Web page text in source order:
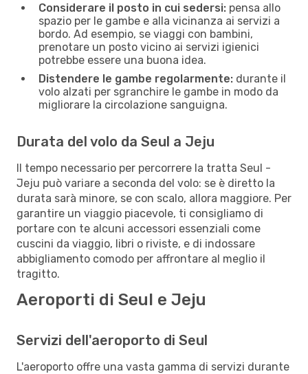
Considerare il posto in cui sedersi: pensa allo
spazio per le gambe e alla vicinanza ai servizi a
bordo. Ad esempio, se viaggi con bambini,
prenotare un posto vicino ai servizi igienici
potrebbe essere una buona idea.
Distendere le gambe regolarmente: durante il
volo alzati per sgranchire le gambe in modo da
migliorare la circolazione sanguigna.
Durata del volo da Seul a Jeju
Il tempo necessario per percorrere la tratta Seul -
Jeju può variare a seconda del volo: se è diretto la
durata sarà minore, se con scalo, allora maggiore. Per
garantire un viaggio piacevole, ti consigliamo di
portare con te alcuni accessori essenziali come
cuscini da viaggio, libri o riviste, e di indossare
abbigliamento comodo per affrontare al meglio il
tragitto.
Aeroporti di Seul e Jeju
Servizi dell'aeroporto di Seul
L'aeroporto offre una vasta gamma di servizi durante